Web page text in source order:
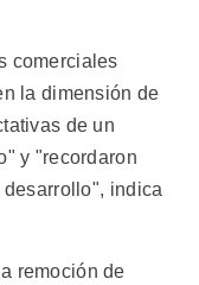
comerciales
la dimensión de
de un
y "recordaron
indica
remoción de